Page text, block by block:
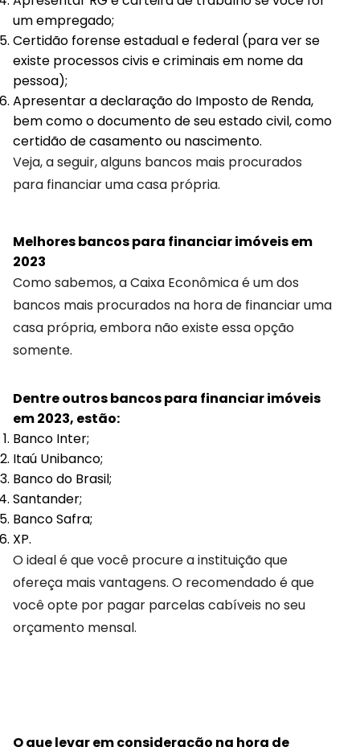
um empregado;
Certidão forense estadual e federal (para ver se
existe processos civis e criminais em nome da
pessoa);
Apresentar a declaração do Imposto de Renda,
bem como o documento de seu estado civil, como
certidão de casamento ou nascimento.
Veja, a seguir, alguns bancos mais procurados
para financiar uma casa própria.
Melhores bancos para financiar imóveis em
2023
Como sabemos, a Caixa Econômica é um dos
bancos mais procurados na hora de financiar uma
casa própria, embora não existe essa opção
somente.
Dentre outros bancos para financiar imóveis
em 2023, estão:
Banco Inter;
Itaú Unibanco;
Banco do Brasil;
Santander;
Banco Safra;
XP.
O ideal é que você procure a instituição que
ofereça mais vantagens. O recomendado é que
você opte por pagar parcelas cabíveis no seu
orçamento mensal.
O que levar em consideração na hora de